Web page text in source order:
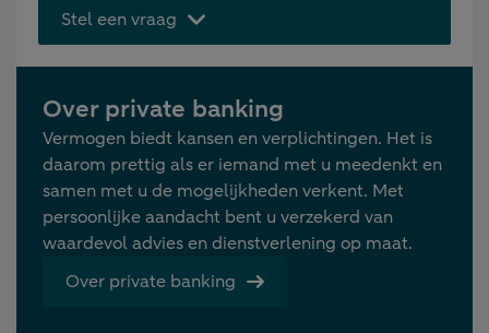
Stel een vraag
Over private banking
Vermogen biedt kansen en verplichtingen. Het is
daarom prettig als er iemand met u meedenkt en
samen met u de mogelijkheden verkent. Met
persoonlijke aandacht bent u verzekerd van
waardevol advies en dienstverlening op maat.
Over private banking